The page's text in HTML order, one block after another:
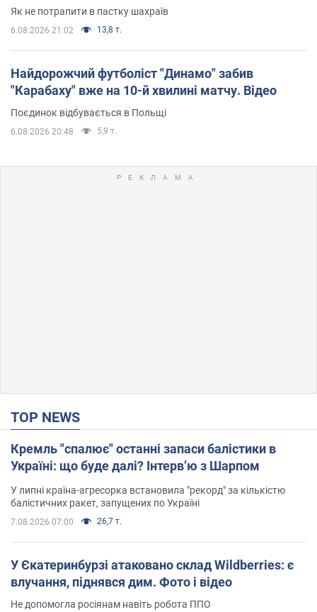
Як не потрапити в пастку шахраїв
6.08.2026 21:02 13,8 т.
Найдорожчий футболіст "Динамо" забив
"Карабаху" вже на 10-й хвилині матчу. Відео
Поєдинок відбувається в Польщі
6.08.2026 20:48 5,9 т.
TOP NEWS
Кремль "спалює" останні запаси балістики в
Україні: що буде далі? Інтерв’ю з Шарпом
У липні країна-агресорка встановила "рекорд" за кількістю
балістичних ракет, запущених по Україні
7.08.2026 07:00 26,7 т.
У Єкатеринбурзі атаковано склад Wildberries: є
влучання, піднявся дим. Фото і відео
Не допомогла росіянам навіть робота ППО